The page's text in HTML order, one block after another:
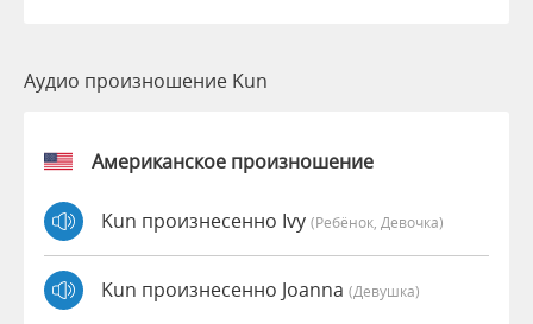
Аудио произношение Kun
Американское произношение
Kun произнесенно Ivy (Ребёнок, Девочка)
Kun произнесенно Joanna (девушка)